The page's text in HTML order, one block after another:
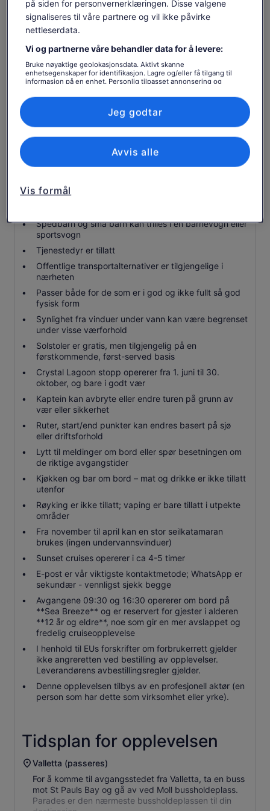
ikke
Kommentar på engelsk, italiensk, fransk, tysk og
polsk
Crystal Lagoon & Blue Lagoon
Lysbilder, solsenger, toaletter, dusjer osv.
Mat og drikke (tilgjengelig for kjøp)
Snorkelutstyr (tilgjengelig å kjøpe eller ta med din
Håndklær (bring din egen)
Viktig å vite før bestilling
Spedbarn og små barn kan trilles i en barnevogn eller
sportsvogn
Tjenestedyr er tillatt
Offentlige transportalternativer er tilgjengelige i
nærheten
Passer både for de som er i god og ikke fullt så god
fysisk form
Synlighet fra vinduer under vann kan være begrenset
under visse værforhold
Solstoler er gratis, men tilgjengelig på en
førstkommende, først-served basis
Crystal Lagoon stopp opererer fra 1. juni til 30.
oktober, og bare i godt vær
Kaptein kan avbryte eller endre turen på grunn av
vær eller sikkerhet
Ruter, start/end punkter kan endres basert på sjø
eller driftsforhold
Lytt til meldinger om bord eller spør besetningen om
de riktige avgangstider
Kjøkken og bar om bord – mat og drikke er ikke tillatt
utenfor
Røyking er ikke tillatt; vaping er bare tillatt i utpekte
områder
Fra november til april kan en stor seilkatamaran
brukes (ingen undervannsvinduer)
Sunset cruises opererer i ca 4-5 timer
E-post er vår viktigste kontaktmetode; WhatsApp er
sekundær - vennligst sjekk begge
Avgangene 09:30 og 16:30 opererer om bord på
**Sea Breeze** og er reservert for gjester i alderen
**12 år og eldre**, noe som gir en mer avslappet og
fredelig cruiseopplevelse
I henhold til EUs forskrifter om forbrukerrett gjelder
ikke angreretten ved bestilling av opplevelser.
Leverandørens avbestillingsregler gjelder.
Denne opplevelsen tilbys av en profesjonell aktør (en
person som har dette som virksomhet eller yrke).
Tidsplan for opplevelsen
Valletta (passeres)
For å komme til avgangsstedet fra Valletta, ta en buss
mot St Pauls Bay og gå av ved Moll bussholdeplass.
Parades er den nærmeste bussholdeplassen til din
på siden for personvernerklæringen. Disse valgene
signaliseres til våre partnere og vil ikke påvirke
nettleserdata.
Vi og partnerne våre behandler data for å levere:
Bruke nøyaktige geolokasjonsdata. Aktivt skanne
enhetsegenskaper for identifikasjon. Lagre og/eller få tilgang til
informasjon på en enhet. Personlig tilpasset annonsering og
og tjenesteutvikling.
Liste over partnere (leverandører)
Vis formål
Avvis alle
Jeg godtar